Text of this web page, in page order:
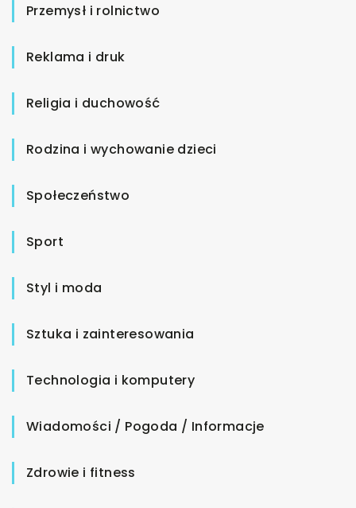
Przemysł i rolnictwo
Reklama i druk
Religia i duchowość
Rodzina i wychowanie dzieci
Społeczeństwo
Sport
Styl i moda
Sztuka i zainteresowania
Technologia i komputery
Wiadomości / Pogoda / Informacje
Zdrowie i fitness